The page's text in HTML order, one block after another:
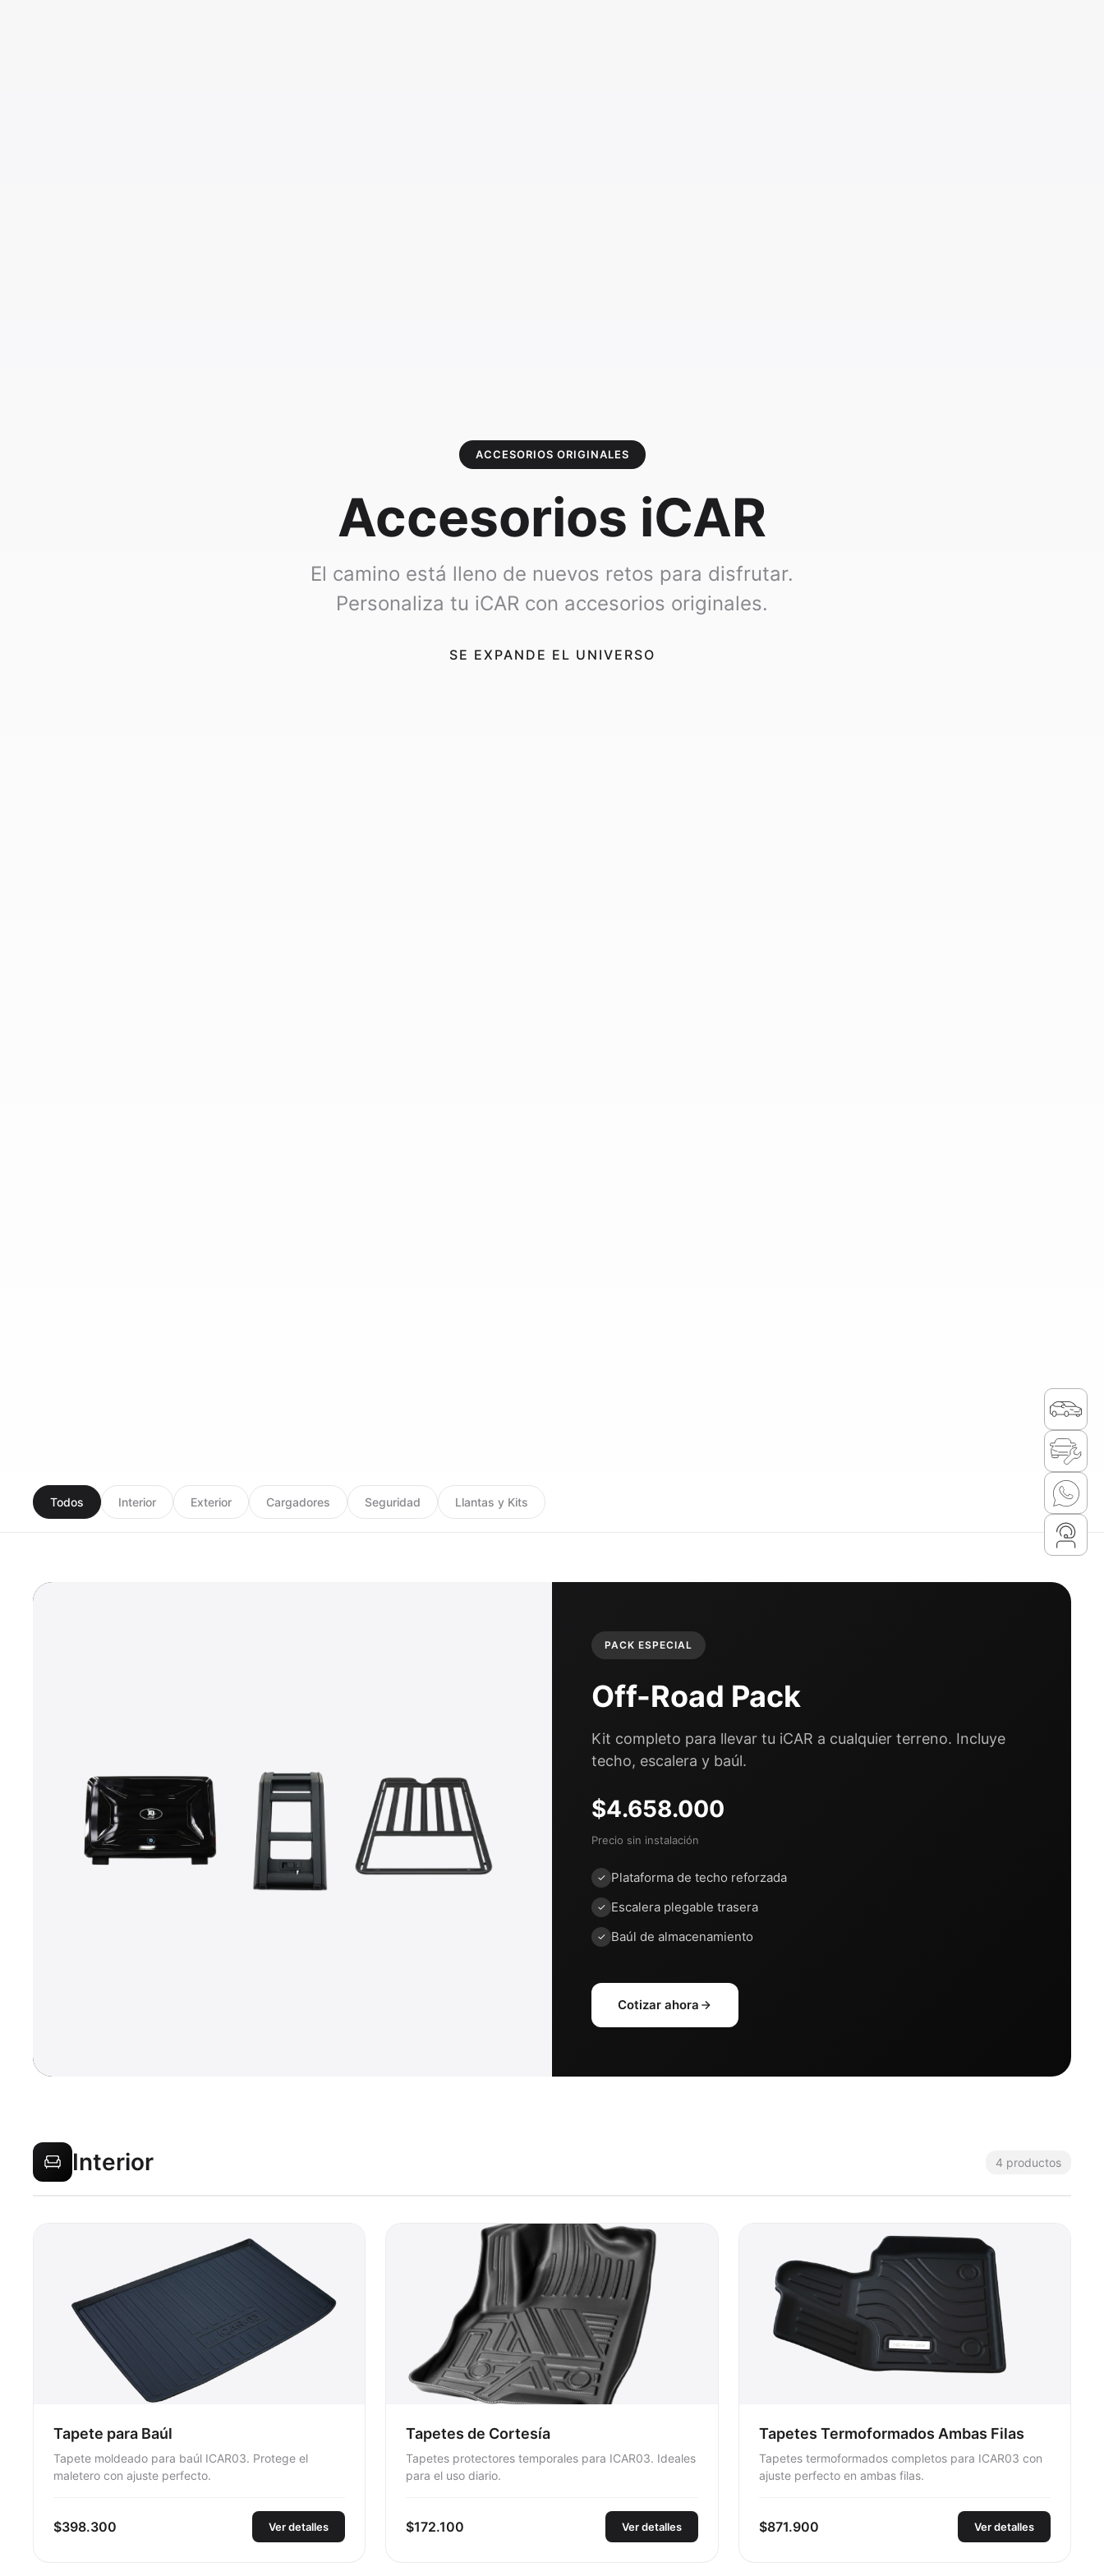
ACCESORIOS ORIGINALES
Accesorios iCAR
El camino está lleno de nuevos retos para disfrutar.
Personaliza tu iCAR con accesorios originales.
SE EXPANDE EL UNIVERSO
Todos Interior Exterior Cargadores Seguridad Llantas y Kits
PACK ESPECIAL
Off-Road Pack
Kit completo para llevar tu iCAR a cualquier terreno. Incluye
techo, escalera y baúl.
$4.658.000
Precio sin instalación
Plataforma de techo reforzada
Escalera plegable trasera
Baúl de almacenamiento
Cotizar ahora
Interior 4 productos
Tapete para Baúl
Tapete moldeado para baúl ICAR03. Protege el
maletero con ajuste perfecto.
$398.300 Ver detalles
Tapetes de Cortesía
Tapetes protectores temporales para ICAR03. Ideales
para el uso diario.
$172.100 Ver detalles
Tapetes Termoformados Ambas Filas
Tapetes termoformados completos para ICAR03 con
ajuste perfecto en ambas filas.
$871.900 Ver detalles